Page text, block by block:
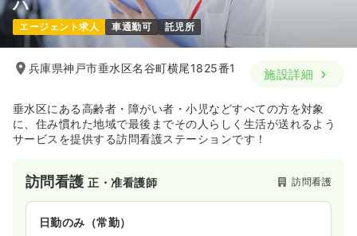
ハ
エージェント求人 車通勤可 託児所
兵庫県神戸市垂水区名谷町横尾1825番1 施設詳細
垂水区にある高齢者・障がい者・小児などすべての方を対象
に、住み慣れた地域で最後までその人らしく生活が送れるよう
サービスを提供する訪問看護ステーションです！
訪問看護正・准看護師 訪問看護
日勤のみ（常勤）